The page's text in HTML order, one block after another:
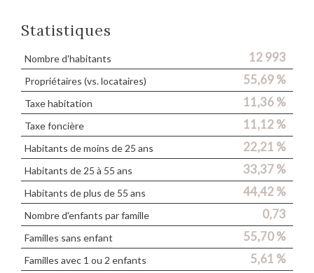
Statistiques
Nombre d'habitants 12 993
Propriétaires (vs. locataires) 55,69 %
Taxe habitation 11,36 %
Taxe foncière 11,12 %
Habitants de moins de 25 ans 22,21 %
Habitants de 25 à 55 ans 33,37 %
Habitants de plus de 55 ans 44,42 %
Nombre d'enfants par famille 0,73
Familles sans enfant 55,70 %
Familles avec 1 ou 2 enfants 5,61 %